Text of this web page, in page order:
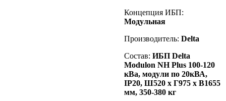
Концепция ИБП:
Модульная
Производитель: Delta
Состав: ИБП Delta
Modulon NH Plus 100-120
кВа, модули по 20кВА,
IP20, Ш520 х Г975 х В1655
мм, 350-380 кг